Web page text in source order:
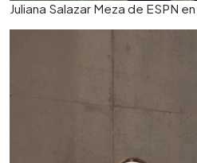
Juliana Salazar Meza de ESPN